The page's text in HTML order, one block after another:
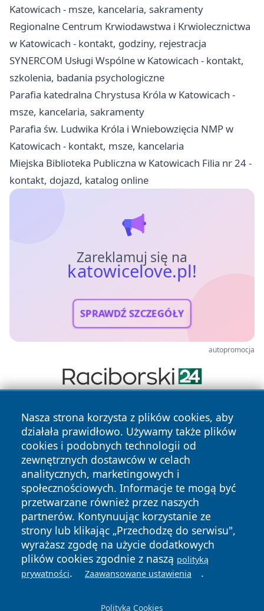
Katowicach - msze, kancelaria, sakramenty
Regionalne Centrum Krwiodawstwa i Krwiolecznictwa
w Katowicach - kontakt, godziny, rejestracja
SYNERCOM Usługi Wspólne w Katowicach - kontakt,
szkolenia, badania psychologiczne
Parafia katedralna Chrystusa Króla w Katowicach -
msze, kancelaria, sakramenty
Parafia św. Ludwika Króla i Wniebowzięcia NMP w
Katowicach - kontakt, msze, kancelaria
Miejska Biblioteka Publiczna w Katowicach Filia nr 24 -
kontakt, dojazd, katalog online
Zareklamuj się na
katowicelove.pl!
SPRAWDŹ SZCZEGÓŁY
autopromocja
Nasza strona korzysta z plików cookies, aby
działała prawidłowo. Używamy także plików
cookies i podobnych technologii od
zewnętrznych dostawców w celach
analitycznych, marketingowych i
społecznościowych. Informacje te mogą być
przetwarzane również przez naszych
partnerów. Kontynuując korzystanie ze
strony lub klikając „Przechodzę do serwisu",
wyrażasz zgodę na użycie dodatkowych
plików cookies zgodnie z naszą polityką
prywatności. Zaawansowane ustawienia .
Polityka Cookies
Copyright © 2026 katowicelove.pl Wszystkie prawa
zastrzeżone.
News Autorzy
Polityka
Prywatności
Polityka
Cookies